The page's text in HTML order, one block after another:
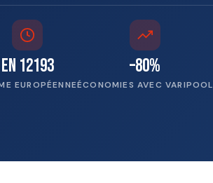
EN 12193
EUROPÉENNE
–80%
ÉCONOMIES AVEC VARIPOOL